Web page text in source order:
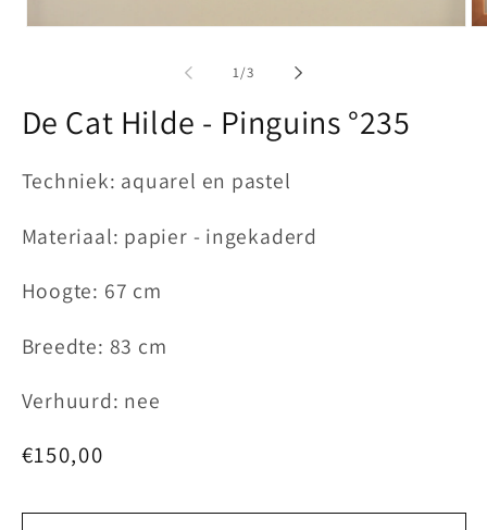
1/van
3
De Cat Hilde - Pinguins °235
Techniek: aquarel en pastel
Materiaal: papier - ingekaderd
Hoogte: 67 cm
Breedte: 83 cm
Verhuurd: nee
Normale
€150,00